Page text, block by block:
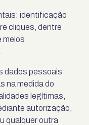
identificação
cliques, dentre
meios
dados pessoais
na medida do
legítimas,
autorização,
qualquer outra